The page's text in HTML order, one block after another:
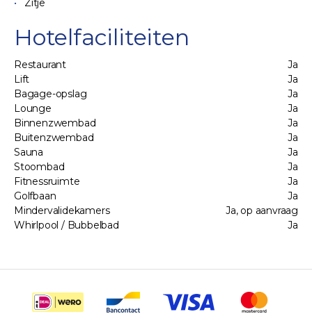
Zitje
Hotelfaciliteiten
Restaurant
Ja
Lift
Ja
Bagage-opslag
Ja
Lounge
Ja
Binnenzwembad
Ja
Buitenzwembad
Ja
Sauna
Ja
Stoombad
Ja
Fitnessruimte
Ja
Golfbaan
Ja
Mindervalidekamers
Ja, op aanvraag
Whirlpool / Bubbelbad
Ja